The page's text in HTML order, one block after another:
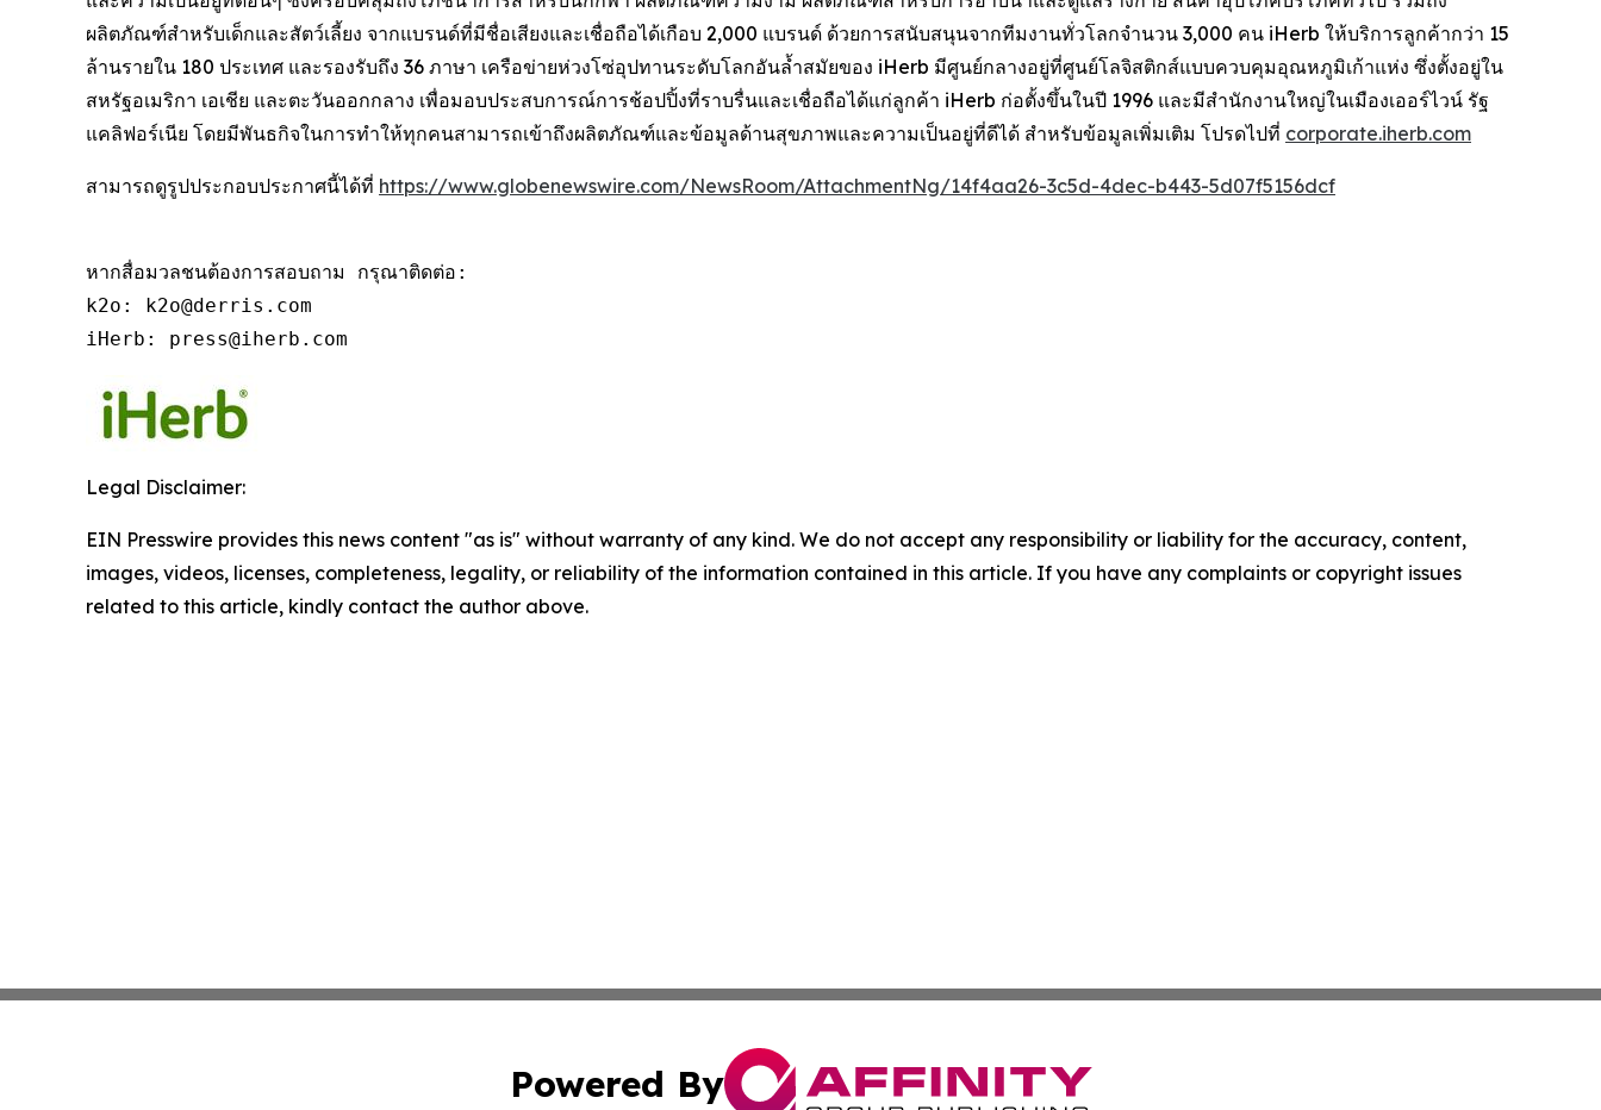
ผลิตภัณฑ์สำหรับเด็กและสัตว์เลี้ยง จากแบรนด์ที่มีชื่อเสียงและเชื่อถือได้เกือบ 2,000 แบรนด์ ด้วยการสนับสนุนจากทีมงานทั่วโลกจำนวน 3,000 คน iHerb ให้บริการลูกค้ากว่า 15
ล้านรายใน 180 ประเทศ และรองรับถึง 36 ภาษา เครือข่ายห่วงโซ่อุปทานระดับโลกอันล้ำสมัยของ iHerb มีศูนย์กลางอยู่ที่ศูนย์โลจิสติกส์แบบควบคุมอุณหภูมิเก้าแห่ง ซึ่งตั้งอยู่ใน
สหรัฐอเมริกา เอเชีย และตะวันออกกลาง เพื่อมอบประสบการณ์การช้อปปิ้งที่ราบรื่นและเชื่อถือได้แก่ลูกค้า iHerb ก่อตั้งขึ้นในปี 1996 และมีสำนักงานใหญ่ในเมืองเออร์ไวน์ รัฐ
แคลิฟอร์เนีย โดยมีพันธกิจในการทำให้ทุกคนสามารถเข้าถึงผลิตภัณฑ์และข้อมูลด้านสุขภาพและความเป็นอยู่ที่ดีได้ สำหรับข้อมูลเพิ่มเติม โปรดไปที่ corporate.iherb.com
สามารถดูรูปประกอบประกาศนี้ได้ที่ https://www.globenewswire.com/NewsRoom/AttachmentNg/14f4aa26-3c5d-4dec-b443-5d07f5156dcf
หากสื่อมวลชนต้องการสอบถาม กรุณาติดต่อ:
k2o: k2o@derris.com
iHerb: press@iherb.com
Legal Disclaimer:
EIN Presswire provides this news content "as is" without warranty of any kind. We do not accept any responsibility or liability for the accuracy, content,
images, videos, licenses, completeness, legality, or reliability of the information contained in this article. If you have any complaints or copyright issues
related to this article, kindly contact the author above.
Powered By